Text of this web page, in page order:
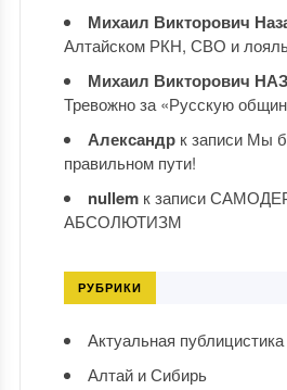
Михаил Викторович
Алтайском РКН, СВО и
Михаил Викторович
Тревожно за «Русскую
Александрк записи Мы
правильном пути!
nullemк записи
АБСОЛЮТИЗМ
РУБРИКИ
Актуальная публицистика
Алтай и Сибирь